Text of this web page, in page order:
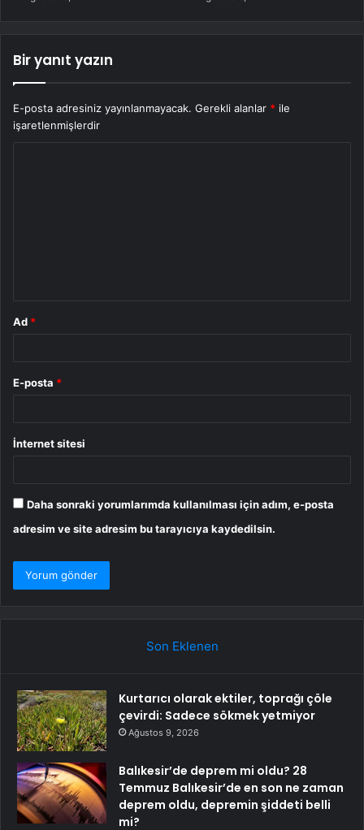
Bir yanıt yazın
E-posta adresiniz yayınlanmayacak. Gerekli alanlar * ile
işaretlenmişlerdir
Ad *
E-posta *
İnternet sitesi
Daha sonraki yorumlarımda kullanılması için adım, e-posta
adresim ve site adresim bu tarayıcıya kaydedilsin.
Son Eklenen
Kurtarıcı olarak ektiler, toprağı çöle
çevirdi: Sadece sökmek yetmiyor
Ağustos 9, 2026
Balıkesir’de deprem mi oldu? 28
Temmuz Balıkesir’de en son ne zaman
deprem oldu, depremin şiddeti belli
mi?